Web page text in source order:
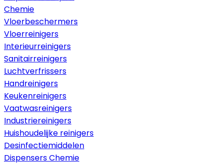
Chemie
Vloerbeschermers
Vloerreinigers
Interieurreinigers
Sanitairreinigers
Luchtverfrissers
Handreinigers
Keukenreinigers
Vaatwasreinigers
Industriereinigers
Huishoudelijke reinigers
Desinfectiemiddelen
Dispensers Chemie